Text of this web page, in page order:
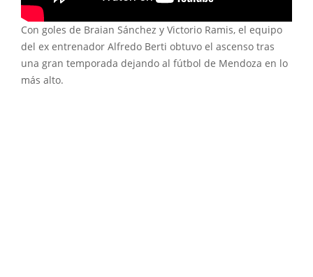
Con goles de Braian Sánchez y Victorio Ramis, el equipo
del ex entrenador Alfredo Berti obtuvo el ascenso tras
una gran temporada dejando al fútbol de Mendoza en lo
más alto.